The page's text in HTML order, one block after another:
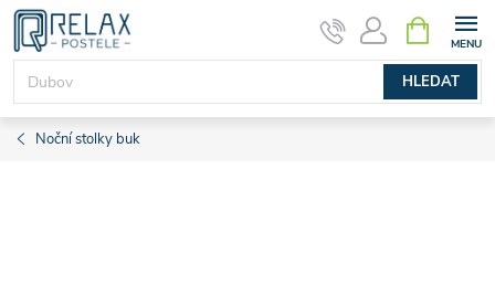
Přejít
obsah
HLEDAT
NÁKUPNÍ
KOŠÍK
Noční stolky buk